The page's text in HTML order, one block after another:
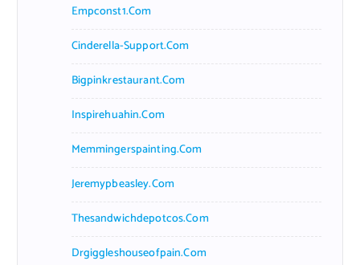
Empconst1.com
Cinderella-Support.com
Bigpinkrestaurant.com
Inspirehuahin.com
Memmingerspainting.com
Jeremypbeasley.com
Thesandwichdepotcos.com
Drgiggleshouseofpain.com